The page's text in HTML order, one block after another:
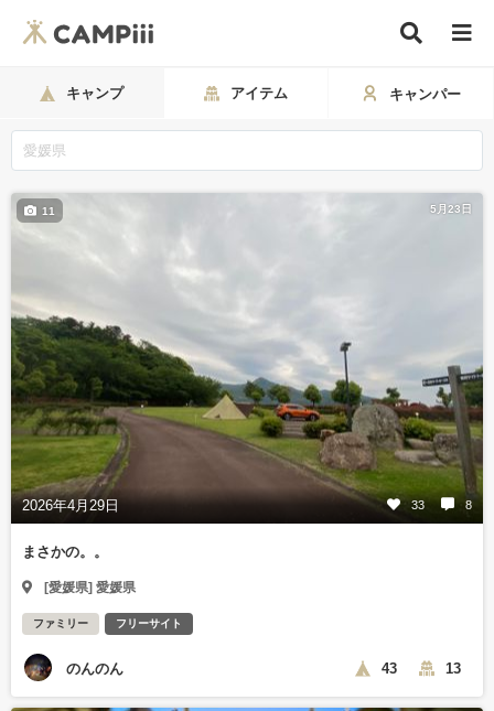
キャンプ アイテム キャンパー
5月23日
2026年4月29日 33 8
11
まさかの。。
[愛媛県] 愛媛県
ファミリー フリーサイト
のんのん 43 13